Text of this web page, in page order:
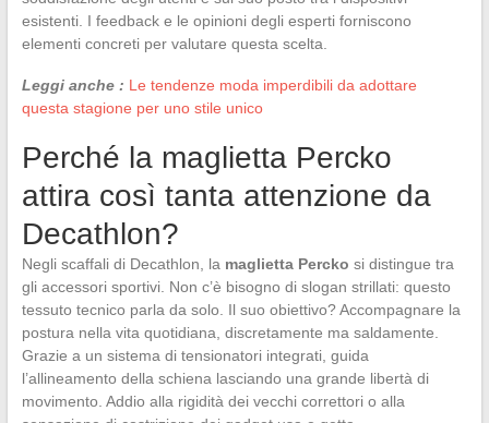
esistenti. I feedback e le opinioni degli esperti forniscono
elementi concreti per valutare questa scelta.
Leggi anche : Le tendenze moda imperdibili da adottare
questa stagione per uno stile unico
Perché la maglietta Percko
attira così tanta attenzione da
Decathlon?
Negli scaffali di Decathlon, la maglietta Percko si distingue tra
gli accessori sportivi. Non c’è bisogno di slogan strillati: questo
tessuto tecnico parla da solo. Il suo obiettivo? Accompagnare la
postura nella vita quotidiana, discretamente ma saldamente.
Grazie a un sistema di tensionatori integrati, guida
l’allineamento della schiena lasciando una grande libertà di
movimento. Addio alla rigidità dei vecchi correttori o alla